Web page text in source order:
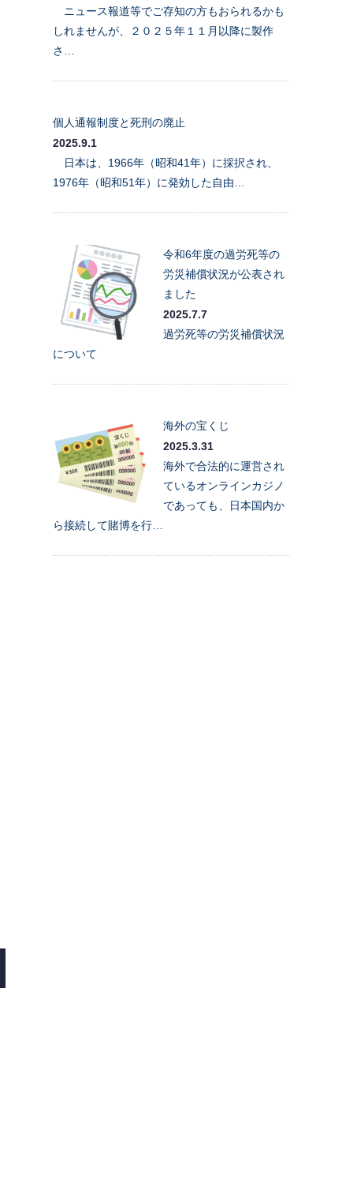
ニュース報道等でご存知の方もおられるかも
しれませんが、２０２５年１１月以降に製作
さ…
個人通報制度と死刑の廃止
2025.9.1
日本は、1966年（昭和41年）に採択され、
1976年（昭和51年）に発効した自由…
令和6年度の過労死等の
労災補償状況が公表され
ました
2025.7.7
過労死等の労災補償状況
について
海外の宝くじ
2025.3.31
海外で合法的に運営され
ているオンラインカジノ
であっても、日本国内か
ら接続して賭博を行…